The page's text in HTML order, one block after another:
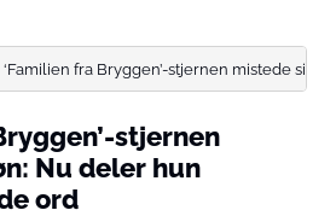
‘Familien fra Bryggen’-stjernen mistede sin
stjernen
Nu deler hun
ord